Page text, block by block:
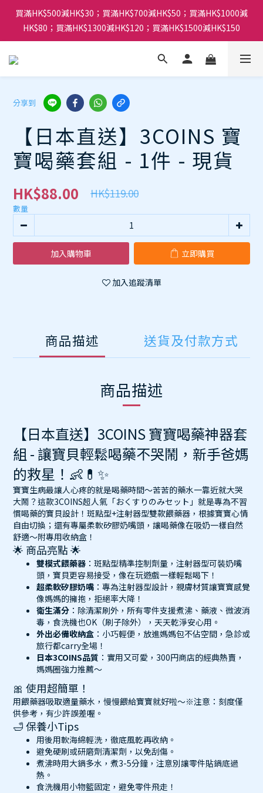
買滿HK$500減HK$30；買滿HK$700減HK$50；買滿HK$1000減
HK$80；買滿HK$1300減HK$120；買滿HK$1500減HK$150
分享到
【日本直送】3COINS 寶
寶喝藥套組 - 1件 - 現貨
HK$88.00 HK$119.00
數量
加入購物車 立即購買
加入追蹤清單
商品描述 送貨及付款方式
商品描述
【日本直送】3COINS 寶寶喝藥神器套
組 - 讓寶貝輕鬆喝藥不哭鬧，新手爸媽
的救星！👶💊✨
寶寶生病最讓人心疼的就是喝藥時間～苦苦的藥水一靠近就大哭
大鬧？這款3COINS超人氣「おくすりのみセット」就是專為不習
慣喝藥的寶貝設計！斑點型+注射器型雙款餵藥器，根據寶寶心情
自由切換；還有專屬柔軟矽膠奶嘴頭，讓喝藥像在吸奶一樣自然
舒適～附專用收納盒！
🌟 商品亮點 🌟
雙模式餵藥器 ：斑點型精準控制劑量，注射器型可裝奶嘴
頭，寶貝更容易接受，像在玩遊戲一樣輕鬆喝下！
超柔軟矽膠奶嘴 ：專為注射器型設計，親膚材質讓寶寶感覺
像媽媽的擁抱，拒絕率大降！
衛生滿分 ：除清潔刷外，所有零件支援煮沸、藥液、微波消
毒，食洗機也OK（刷子除外），天天乾淨安心用。
外出必備收納盒 ：小巧輕便，放進媽媽包不佔空間，急診或
旅行都carry全場！
日本3COINS品質 ：實用又可愛，300円商店的經典熱賣，
媽媽圈強力推薦～
🎀 使用超簡單！
用餵藥器吸取適量藥水，慢慢餵給寶寶就好啦～※注意：刻度僅
供參考，有少許誤差喔。
🛁 保養小Tips
用後用軟海綿輕洗，徹底風乾再收納。
避免硬刷或研磨劑清潔劑，以免刮傷。
煮沸時用大鍋多水，煮3-5分鐘，注意別讓零件貼鍋底過
熱。
食洗機用小物籃固定，避免零件飛走！